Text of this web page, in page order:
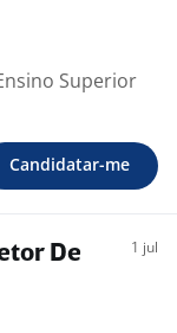
Superior
Candidatar-me
De
1 jul